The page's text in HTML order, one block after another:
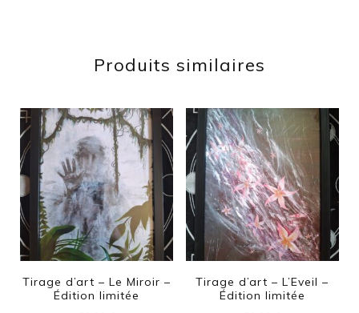
Produits similaires
Tirage d’art – Le Miroir –
Édition limitée
Tirage d’art – L’Eveil –
Édition limitée